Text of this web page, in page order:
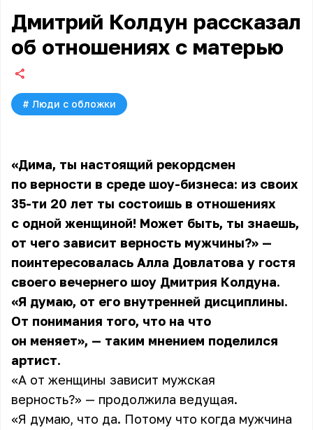
Дмитрий Колдун рассказал
об отношениях с матерью
# Люди с обложки
«Дима, ты настоящий рекордсмен
по верности в среде шоу-бизнеса: из своих
35-ти 20 лет ты состоишь в отношениях
с одной женщиной! Может быть, ты знаешь,
от чего зависит верность мужчины?» —
поинтересовалась Алла Довлатова у гостя
своего вечернего шоу Дмитрия Колдуна.
«Я думаю, от его внутренней дисциплины.
От понимания того, что на что
он меняет», — таким мнением поделился
артист.
«А от женщины зависит мужская
верность?» — продолжила ведущая.
«Я думаю, что да. Потому что когда мужчина